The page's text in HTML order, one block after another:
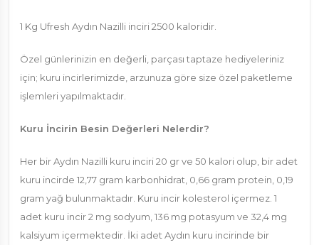
1 Kg Ufresh Aydın Nazilli inciri 2500 kaloridir.
Özel günlerinizin en değerli, parçası taptaze hediyeleriniz
için; kuru incirlerimizde, arzunuza göre size özel paketleme
işlemleri yapılmaktadır.
Kuru İncirin Besin Değerleri Nelerdir?
Her bir Aydın Nazilli kuru inciri 20 gr ve 50 kalori olup, bir adet
kuru incirde 12,77 gram karbonhidrat, 0,66 gram protein, 0,19
gram yağ bulunmaktadır. Kuru incir kolesterol içermez. 1
adet kuru incir 2 mg sodyum, 136 mg potasyum ve 32,4 mg
kalsiyum içermektedir. İki adet Aydın kuru incirinde bir